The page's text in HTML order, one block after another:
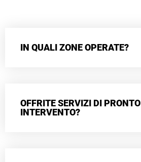
IN QUALI ZONE OPERATE?
OFFRITE SERVIZI DI PRONTO
INTERVENTO?